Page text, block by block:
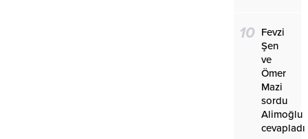
10
Fevzi
Şen
ve
Ömer
Mazi
sordu
Alimoğlu
cevapladı